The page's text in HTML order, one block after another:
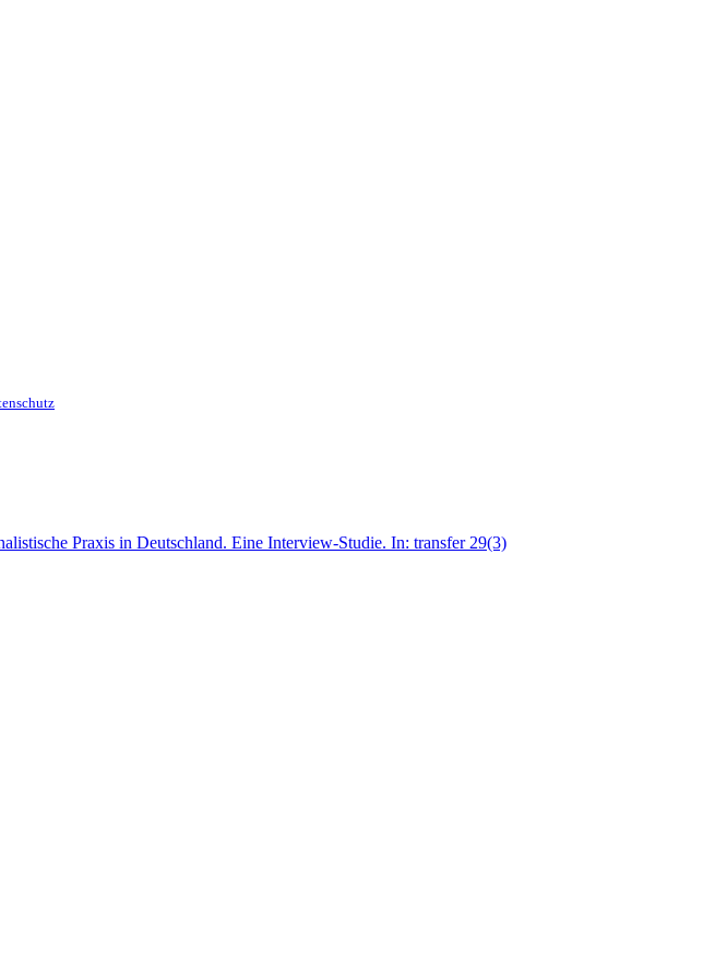
Praxis in Deutschland. Eine Interview-Studie. In: transfer 29(3)